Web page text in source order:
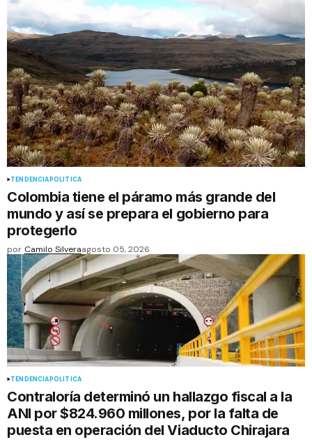
TENDENCIAPOLÍTICA
Colombia tiene el páramo más grande del
mundo y así se prepara el gobierno para
protegerlo
por Camilo Silveraagosto 05, 2026
TENDENCIAPOLÍTICA
Contraloría determinó un hallazgo fiscal a la
ANI por $824.960 millones, por la falta de
puesta en operación del Viaducto Chirajara